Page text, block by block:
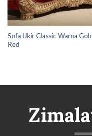
Sofa Ukir Classic Warna
Red